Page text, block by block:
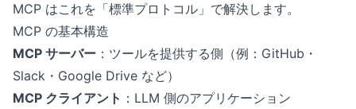
MCP はこれを「標準プロトコル」で解決します。
MCP の基本構造
MCP サーバー ：ツールを提供する側（例：GitHub・
Slack・Google Drive など）
MCP クライアント ：LLM 側のアプリケーション